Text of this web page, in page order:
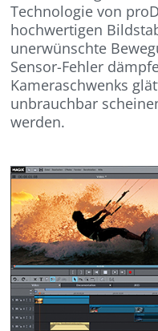
Technologie von
hochwertigen
unerwünschte
Sensor-Fehler
Kameraschwenks
unbrauchbar
werden.